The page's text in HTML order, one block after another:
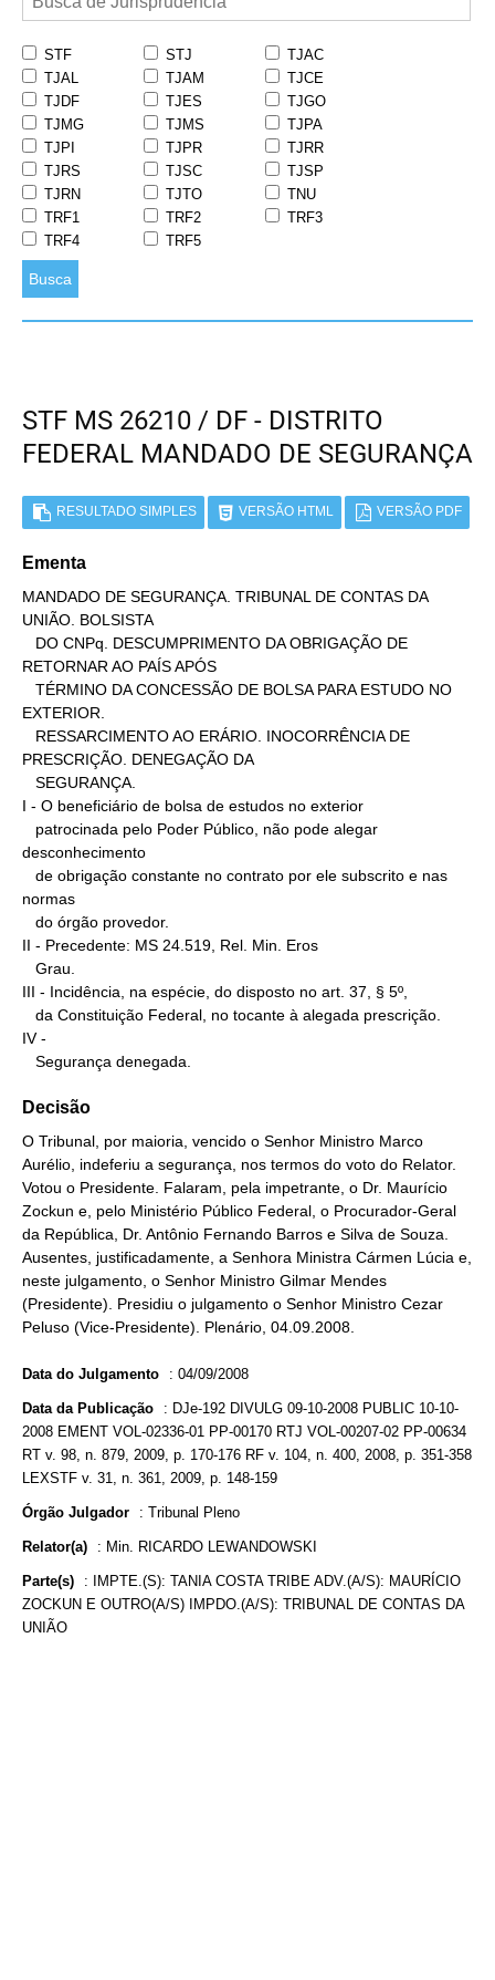
STF STJ
TJAC
TJAL
TJAM
TJCE
TJDF
TJES
TJGO
TJMG
TJMS
TJPA
TJPI
TJPR
TJRR
TJRS
TJSC
TJSP
TJRN
TJTO
TNU
TRF1
TRF2
TRF3
TRF4
TRF5
Busca
STF MS 26210 / DF - DISTRITO
FEDERAL MANDADO DE SEGURANÇA
RESULTADO SIMPLES VERSÃO HTML VERSÃO PDF
Ementa
MANDADO DE SEGURANÇA. TRIBUNAL DE CONTAS DA
UNIÃO. BOLSISTA
RETORNAR AO PAÍS APÓS
EXTERIOR.
PRESCRIÇÃO. DENEGAÇÃO DA
I - O beneficiário de bolsa de estudos no exterior
desconhecimento
normas
II - Precedente: MS 24.519, Rel. Min. Eros
III - Incidência, na espécie, do disposto no art. 37, § 5º,
IV -
   Segurança denegada.
Decisão
O Tribunal, por maioria, vencido o Senhor Ministro Marco
Aurélio, indeferiu a segurança, nos termos do voto do Relator.
Votou o Presidente. Falaram, pela impetrante, o Dr. Maurício
Zockun e, pelo Ministério Público Federal, o Procurador-Geral
da República, Dr. Antônio Fernando Barros e Silva de Souza.
Ausentes, justificadamente, a Senhora Ministra Cármen Lúcia e,
neste julgamento, o Senhor Ministro Gilmar Mendes
(Presidente). Presidiu o julgamento o Senhor Ministro Cezar
Peluso (Vice-Presidente). Plenário, 04.09.2008.
Data do Julgamento : 04/09/2008
Data da Publicação : DJe-192 DIVULG 09-10-2008 PUBLIC 10-10-
2008 EMENT VOL-02336-01 PP-00170 RTJ VOL-00207-02 PP-00634
RT v. 98, n. 879, 2009, p. 170-176 RF v. 104, n. 400, 2008, p. 351-358
LEXSTF v. 31, n. 361, 2009, p. 148-159
Órgão Julgador : Tribunal Pleno
Relator(a) : Min. RICARDO LEWANDOWSKI
Parte(s) :
IMPTE.(S): TANIA COSTA TRIBE ADV.(A/S): MAURÍCIO
ZOCKUN E OUTRO(A/S) IMPDO.(A/S): TRIBUNAL DE CONTAS DA
UNIÃO